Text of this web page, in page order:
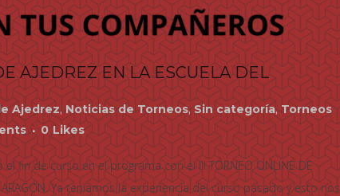
AJEDREZ EN LA ESCUELA DEL
Ajedrez,Noticias de Torneos,Sin categoría,Torneos
0 Likes
fin de curso en el programa con el III TORNEO ONLINE DE
ARAGÓN. Ya teníamos la experiencia del curso pasado y esto nos